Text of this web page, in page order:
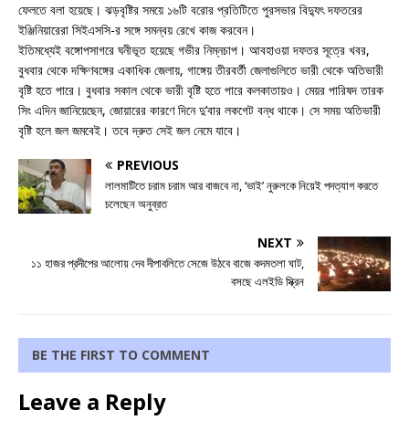
ফেলতে বলা হয়েছে। ঝড়বৃষ্টির সময়ে ১৬টি বরোর প্রতিটিতে পুরসভার বিদ্যুৎ দফতরের
ইঞ্জিনিয়ারেরা সিইএসসি-র সঙ্গে সমন্বয় রেখে কাজ করবেন।
ইতিমধ্যেই বঙ্গোপসাগরে ঘনীভূত হয়েছে গভীর নিম্নচাপ। আবহাওয়া দফতর সূত্রে খবর,
বুধবার থেকে দক্ষিণবঙ্গের একাধিক জেলায়, গাঙ্গেয় তীরবর্তী জেলাগুলিতে ভারী থেকে অতিভারী
বৃষ্টি হতে পারে। বুধবার সকাল থেকে ভারী বৃষ্টি হতে পারে কলকাতায়ও। মেয়র পারিষদ তারক
সিং এদিন জানিয়েছেন, জোয়ারের কারণে দিনে দু’বার লকগেট বন্ধ থাকে। সে সময় অতিভারী
বৃষ্টি হলে জল জমবেই। তবে দ্রুত সেই জল নেমে যাবে।
PREVIOUS
লালমাটিতে চরাম চরাম আর বাজবে না, ‘ভাই’ নুরুলকে নিয়েই পদত্যাগ করতে
চলেছেন অনুব্রত
NEXT
১১ হাজর প্রদীপের আলোয় দেব দীপাবলিতে সেজে উঠবে বাজে কদমতলা ঘাট,
বসছে এলইডি স্ক্রিন
BE THE FIRST TO COMMENT
Leave a Reply